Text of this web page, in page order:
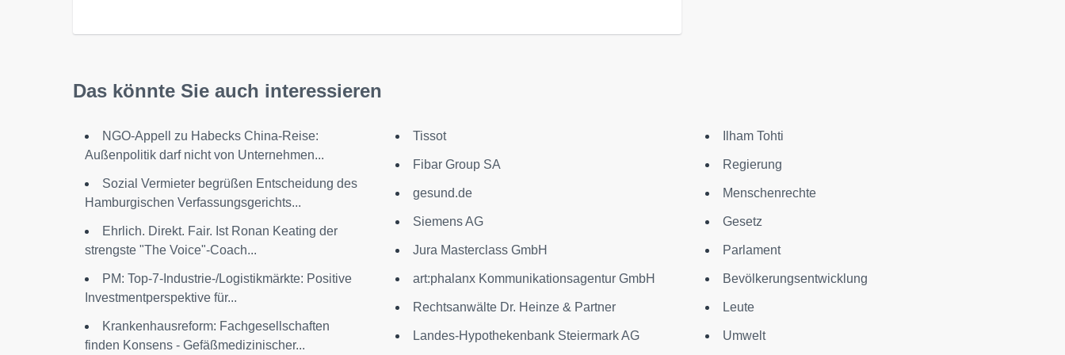
Das könnte Sie auch interessieren
NGO-Appell zu Habecks China-Reise:
Außenpolitik darf nicht von Unternehmen...
Sozial Vermieter begrüßen Entscheidung des
Hamburgischen Verfassungsgerichts...
Ehrlich. Direkt. Fair. Ist Ronan Keating der
strengste "The Voice"-Coach...
PM: Top-7-Industrie-/Logistikmärkte: Positive
Investmentperspektive für...
Krankenhausreform: Fachgesellschaften
finden Konsens - Gefäßmedizinischer...
Tissot
Fibar Group SA
gesund.de
Siemens AG
Jura Masterclass GmbH
art:phalanx Kommunikationsagentur GmbH
Rechtsanwälte Dr. Heinze & Partner
Landes-Hypothekenbank Steiermark AG
Ilham Tohti
Regierung
Menschenrechte
Gesetz
Parlament
Bevölkerungsentwicklung
Leute
Umwelt